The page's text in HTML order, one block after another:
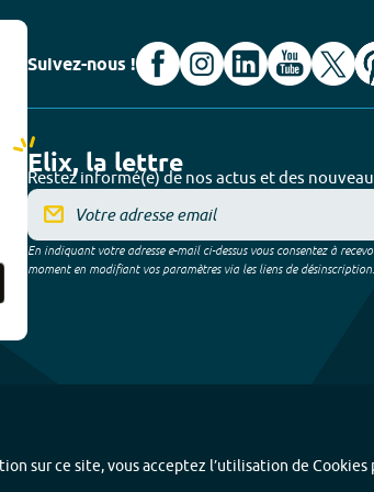
Suivez-nous !
Elix, la lettre
Restez informé(e) de nos actus et des
En indiquant votre adresse e-mail ci-dessus vous consentez à
moment en modifiant vos paramètres via les liens de désinscription.
sur ce site, vous acceptez l’utilisation de